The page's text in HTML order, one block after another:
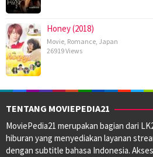
Honey (2018)
Movie Romance Japan
26919 Views
TENTANG MOVIEPEDIA21
MoviePedia21 merupakan bagian dari
hiburan yang menyediakan layanan
dengan subtitle bahasa Indonesia.